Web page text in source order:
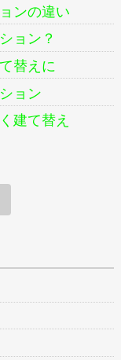
ンの違い
ョン？
替えに
ョン
建て替え